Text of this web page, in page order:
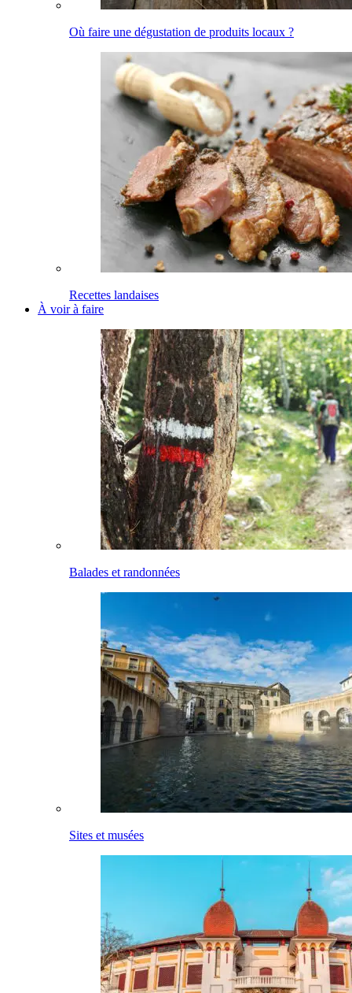
Où faire une dégustation de produits locaux ?
Recettes landaises
À voir à faire
Balades et randonnées
Sites et musées